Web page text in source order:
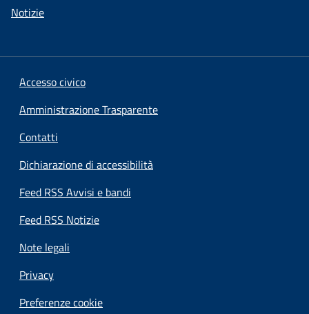
Notizie
Accesso civico
Amministrazione Trasparente
Contatti
Dichiarazione di accessibilità
Feed RSS Avvisi e bandi
Feed RSS Notizie
Note legali
Privacy
Preferenze cookie